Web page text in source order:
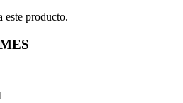
este producto.